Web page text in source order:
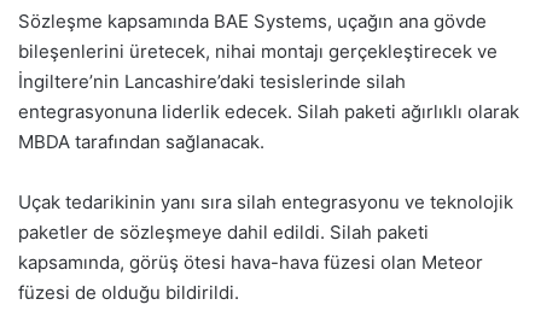
Sözleşme kapsamında BAE Systems, uçağın ana gövde
bileşenlerini üretecek, nihai montajı gerçekleştirecek ve
İngiltere’nin Lancashire’daki tesislerinde silah
entegrasyonuna liderlik edecek. Silah paketi ağırlıklı olarak
MBDA tarafından sağlanacak.
Uçak tedarikinin yanı sıra silah entegrasyonu ve teknolojik
paketler de sözleşmeye dahil edildi. Silah paketi
kapsamında, görüş ötesi hava-hava füzesi olan Meteor
füzesi de olduğu bildirildi.